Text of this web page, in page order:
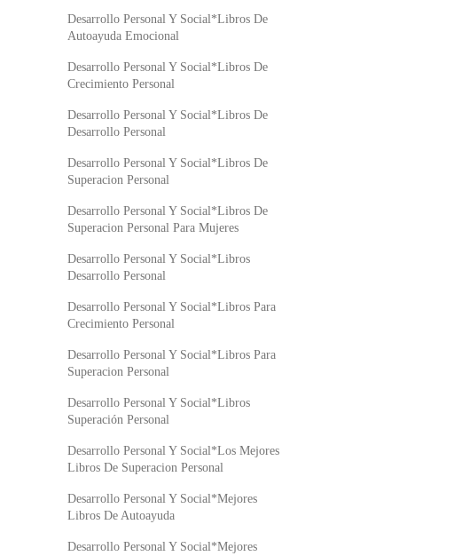
Desarrollo Personal Y Social*Libros De
Autoayuda Emocional
Desarrollo Personal Y Social*Libros De
Crecimiento Personal
Desarrollo Personal Y Social*Libros De
Desarrollo Personal
Desarrollo Personal Y Social*Libros De
Superacion Personal
Desarrollo Personal Y Social*Libros De
Superacion Personal Para Mujeres
Desarrollo Personal Y Social*Libros
Desarrollo Personal
Desarrollo Personal Y Social*Libros Para
Crecimiento Personal
Desarrollo Personal Y Social*Libros Para
Superacion Personal
Desarrollo Personal Y Social*Libros
Superación Personal
Desarrollo Personal Y Social*Los Mejores
Libros De Superacion Personal
Desarrollo Personal Y Social*Mejores
Libros De Autoayuda
Desarrollo Personal Y Social*Mejores